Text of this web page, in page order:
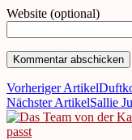
Website (optional)
Vorheriger Artikel
Nächster ArtikelSallie